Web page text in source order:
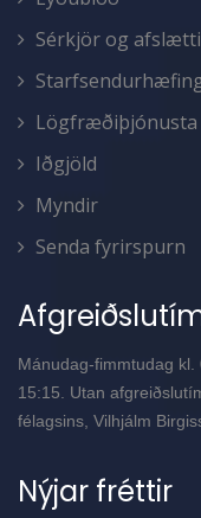
Sérkjör og
Lögfræðiþjónusta
Iðgjöld
Myndir
Senda fyrirspurn
Mánudag-fimmtudag
15:15. Utan
félagsins, Vilhjálm
Nýjar fréttir